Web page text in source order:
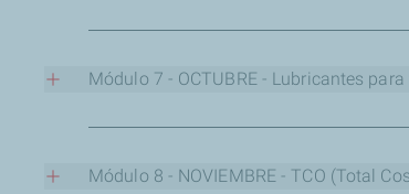
OBJETIVO:Una verdadera nómina de
Link de inscripción
Módulo 7 - OCTUBRE - Lubricantes
OBJETIVO:Guía y recomendaciones para los
Módulo 8 - NOVIEMBRE - TCO (Total